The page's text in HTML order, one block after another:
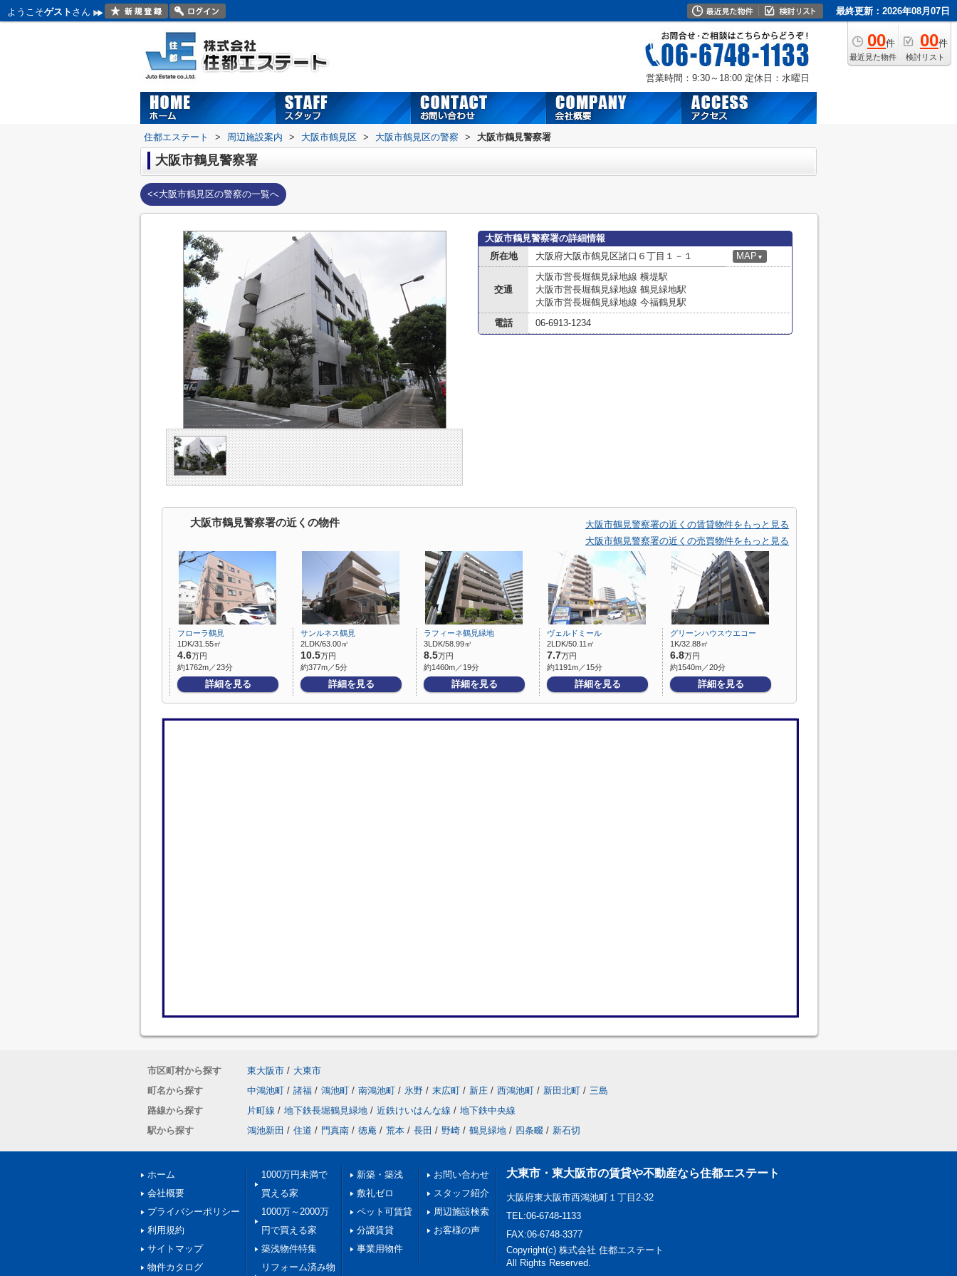
ようこそゲスト さん 最終更新：2026年08月07日
00件
最近見た物件
00件
検討リスト
営業時間：9:30～18:00 定休日：水曜日
住都エステート > 周辺施設案内 > 大阪市鶴見区 > 大阪市鶴見区の警察 > 大阪市鶴見警察署
大阪市鶴見警察署
<<大阪市鶴見区の警察の一覧へ
大阪市鶴見警察署の詳細情報
所在地
大阪府大阪市鶴見区諸口６丁目１－１ MAP ▼
交通
大阪市営長堀鶴見緑地線 横堤駅
大阪市営長堀鶴見緑地線 鶴見緑地駅
大阪市営長堀鶴見緑地線 今福鶴見駅
電話
06-6913-1234
大阪市鶴見警察署の近くの物件
大阪市鶴見警察署の近くの賃貸物件をもっと見る
大阪市鶴見警察署の近くの売買物件をもっと見る
フローラ鶴見
1DK/31.55㎡
4.6万円
約1762m／23分
詳細を見る
サンルネス鶴見
2LDK/63.00㎡
10.5万円
約377m／5分
詳細を見る
ラフィーネ鶴見緑地
3LDK/58.99㎡
8.5万円
約1460m／19分
詳細を見る
ヴェルドミール
2LDK/50.11㎡
7.7万円
約1191m／15分
詳細を見る
グリーンハウスウエコー
1K/32.88㎡
6.8万円
約1540m／20分
詳細を見る
市区町村から探す 東大阪市 / 大東市
町名から探す
中鴻池町 / 諸福 / 鴻池町 / 南鴻池町 / 氷野 / 末広町 / 新庄 / 西鴻池町 / 新田北町 / 三島
路線から探す
片町線 / 地下鉄長堀鶴見緑地 / 近鉄けいはんな線 / 地下鉄中央線
駅から探す
鴻池新田 / 住道 / 門真南 / 徳庵 / 荒本 / 長田 / 野崎 / 鶴見緑地 / 四条畷 / 新石切
ホーム
会社概要
プライバシーポリシー
利用規約
サイトマップ
物件カタログ
1000万円未満で
買える家
1000万～2000万
円で買える家
築浅物件特集
リフォーム済み物
新築・築浅
敷礼ゼロ
ペット可賃貸
分譲賃貸
事業用物件
お問い合わせ
スタッフ紹介
周辺施設検索
お客様の声
大東市・東大阪市の賃貸や不動産なら住都エステート
大阪府東大阪市西鴻池町１丁目2-32
TEL:06-6748-1133
FAX:06-6748-3377
Copyright(c) 株式会社 住都エステート
All Rights Reserved.